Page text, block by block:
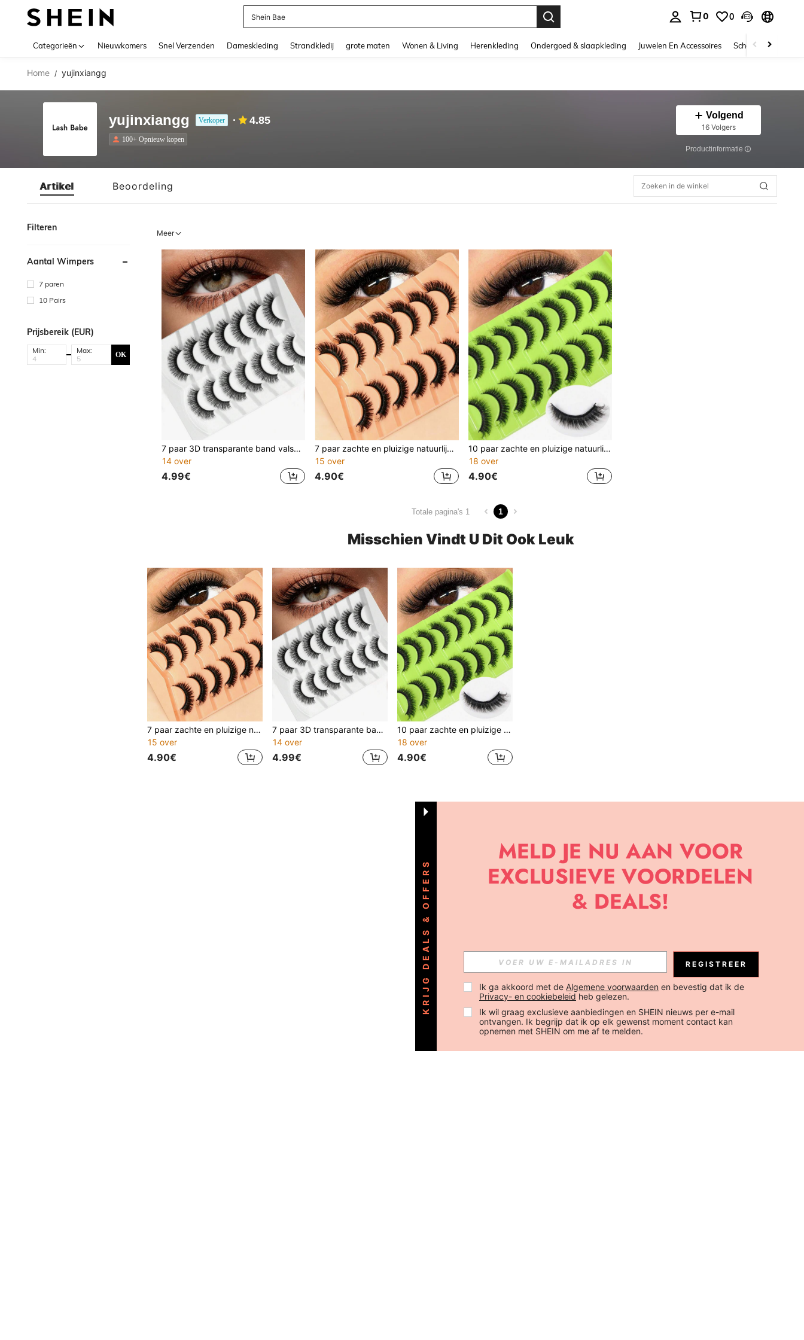
Shein Bae
0 0
Categorieën Nieuwkomers Snel Verzenden Dameskleding Strandkledij grote maten Wonen & Living Herenkleding Ondergoed & slaapkleding Juwelen En Accessoires Schoonheid &
Home / yujinxiangg
yujinxiangg Verkoper 4.85
100+ Opnieuw kopen
Volgend
16 Volgers
Productinformatie
Artikel Beoordeling
Filteren
Aantal Wimpers
7 paren
10 Pairs
Prijsbereik (EUR)
Min: Max: OK
Meer
7 paar 3D transparante band valse wimpers, natuurlijke look kattenoog, pluizig, kort, kruis, zacht, herbruikbaar
14 over
4.99€
7 paar zachte en pluizige natuurlijk ogende 3D nepwimpers van imitatievossennermanset, make-upset, valse wimprextensies voor het verlengen en volumiseren van korte wimpers
15 over
4.90€
10 paar zachte en pluizige natuurlijke 3D imitatie nerts kunstwimpers set om korte wimpers te verlengen en te verdikken
18 over
4.90€
Totale pagina's 1 1
Misschien Vindt U Dit Ook Leuk
7 paar zachte en pluizige natuurlijk ogende 3D nepwimpers van imitatievossennermanset, make-upset, valse wimprextensies voor het verlengen en volumiseren van korte wimpers
15 over
4.90€
7 paar 3D transparante band valse wimpers, natuurlijke look kattenoog, pluizig, kort, kruis, zacht, herbruikbaar
14 over
4.99€
10 paar zachte en pluizige natuurlijke 3D imitatie nerts kunstwimpers set om korte wimpers te verlengen en te verdikken
18 over
4.90€
KRIJG DEALS & OFFERS REGISTREER
Ik ga akkoord met de Algemene voorwaarden en bevestig dat ik de
Privacy- en cookiebeleid heb gelezen.
Ik wil graag exclusieve aanbiedingen en SHEIN nieuws per e-mail
ontvangen. Ik begrijp dat ik op elk gewenst moment contact kan
opnemen met SHEIN om me af te melden.